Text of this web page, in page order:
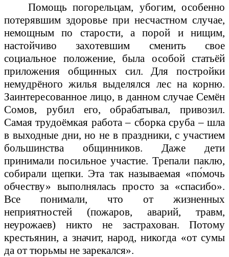
Помощь погорельцам, убогим, особенно
потерявшим здоровье при несчастном случае,
немощным по старости, а порой и нищим,
настойчиво захотевшим сменить свое
социальное положение, была особой статьёй
приложения общинных сил. Для постройки
немудрёного жилья выделялся лес на корню.
Заинтересованное лицо, в данном случае Семён
Сомов, рубил его, обрабатывал, привозил.
Самая трудоёмкая работа – сборка сруба – шла
в выходные дни, но не в праздники, с участием
большинства общинников. Даже дети
принимали посильное участие. Трепали паклю,
собирали щепки. Эта так называемая «по́мочь
обчеству» выполнялась просто за «спасибо».
Все понимали, что от жизненных
неприятностей (пожаров, аварий, травм,
неурожаев) никто не застрахован. Потому
крестьянин, а значит, народ, никогда «от сумы
да от тюрьмы не зарекался».